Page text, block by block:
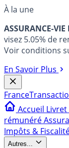
À la une
ASSURANCE-VIE
visez 5.05% de
Voir conditions
En Savoir Plus
France
Accueil
rémunéré
Impôts &
Autres...